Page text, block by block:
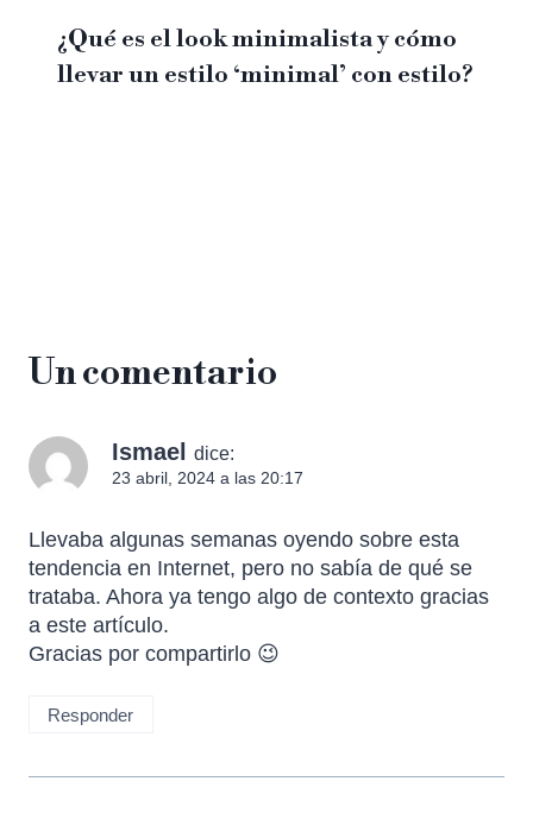
¿Qué es el look minimalista y cómo
llevar un estilo ‘minimal’ con estilo?
Un comentario
Ismael dice:
23 abril, 2024 a las 20:17
Llevaba algunas semanas oyendo sobre esta
tendencia en Internet, pero no sabía de qué se
trataba. Ahora ya tengo algo de contexto gracias
a este artículo.
Gracias por compartirlo 😉
Responder